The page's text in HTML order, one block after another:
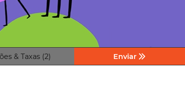
& Taxas (2) Enviar